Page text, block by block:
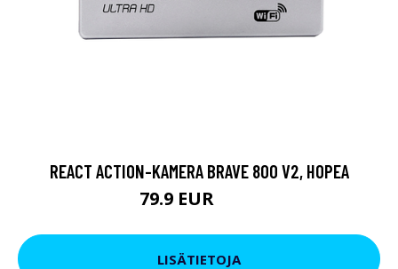
REACT ACTION-KAMERA BRAVE 800 V2, HOPEA
79.9 EUR
LISÄTIETOJA